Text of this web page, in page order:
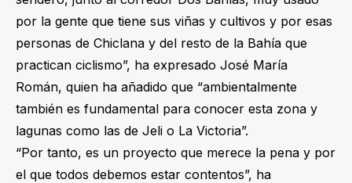
por la gente que tiene sus viñas y cultivos y por esas
personas de Chiclana y del resto de la Bahía que
practican ciclismo”, ha expresado José María
Román, quien ha añadido que “ambientalmente
también es fundamental para conocer esta zona y
lagunas como las de Jeli o La Victoria”.
“Por tanto, es un proyecto que merece la pena y por
el que todos debemos estar contentos”, ha